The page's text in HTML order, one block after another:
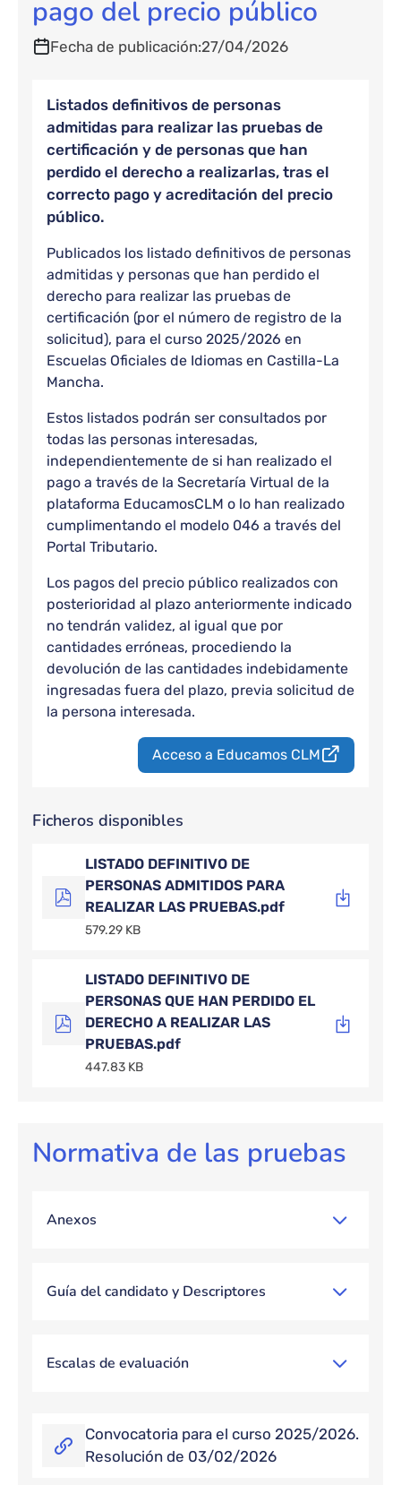
pago del precio público
Fecha de publicación 27/04/2026
Listados definitivos de personas
admitidas para realizar las pruebas de
certificación y de personas que han
perdido el derecho a realizarlas, tras el
correcto pago y acreditación del precio
público.
Publicados los listado definitivos de personas
admitidas y personas que han perdido el
derecho para realizar las pruebas de
certificación (por el número de registro de la
solicitud), para el curso 2025/2026 en
Escuelas Oficiales de Idiomas en Castilla-La
Mancha.
Estos listados podrán ser consultados por
todas las personas interesadas,
independientemente de si han realizado el
pago a través de la Secretaría Virtual de la
plataforma EducamosCLM o lo han realizado
cumplimentando el modelo 046 a través del
Portal Tributario.
Los pagos del precio público realizados con
posterioridad al plazo anteriormente indicado
no tendrán validez, al igual que por
cantidades erróneas, procediendo la
devolución de las cantidades indebidamente
ingresadas fuera del plazo, previa solicitud de
la persona interesada.
Acceso a Educamos CLM
Ficheros disponibles
LISTADO DEFINITIVO DE
PERSONAS ADMITIDOS PARA
REALIZAR LAS PRUEBAS.pdf
579.29 KB
LISTADO DEFINITIVO DE
PERSONAS QUE HAN PERDIDO EL
DERECHO A REALIZAR LAS
PRUEBAS.pdf
447.83 KB
Normativa de las pruebas
Anexos
Guía del candidato y Descriptores
Escalas de evaluación
Convocatoria para el curso 2025/2026.
Resolución de 03/02/2026